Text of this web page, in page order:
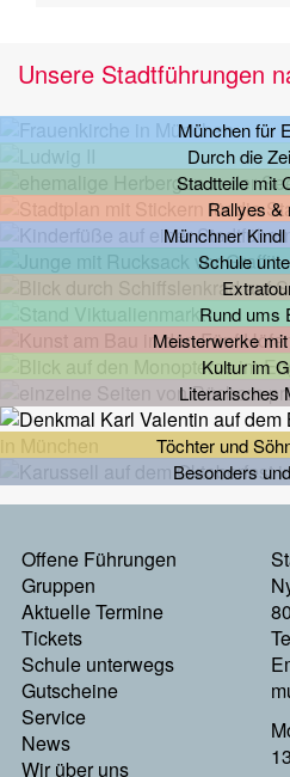
Unsere Stadtführungen
München für
Durch die
Stadtteile mit
Rallyes &
Münchner
Schule
Rund ums
Meisterwerke
Kultur im
Literarisches
Töchter und
Besonders
Footermenu
Links
Offene Führungen
Gruppen
Aktuelle Termine
Tickets
Schule unterwegs
Gutscheine
Service
News
Wir über uns